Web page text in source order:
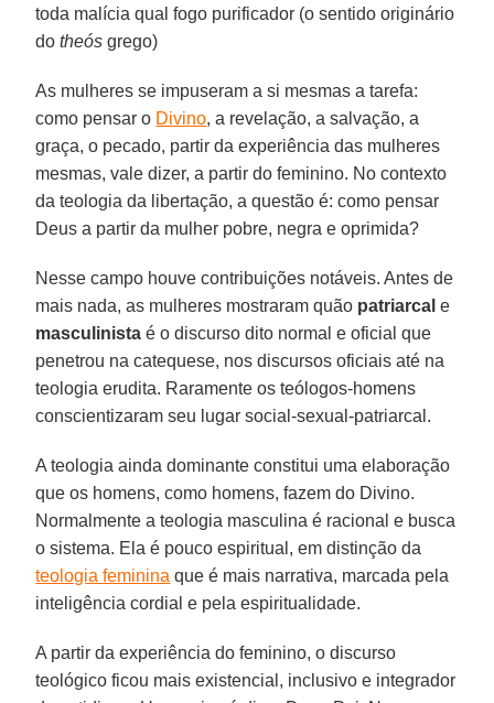
toda malícia qual fogo purificador (o sentido originário
dotheós grego)
As mulheres se impuseram a si mesmas a tarefa:
como pensar o Divino, a revelação, a salvação, a
graça, o pecado, partir da experiência das mulheres
mesmas, vale dizer, a partir do feminino. No contexto
da teologia da libertação, a questão é: como pensar
Deus a partir da mulher pobre, negra e oprimida?
Nesse campo houve contribuições notáveis. Antes de
mais nada, as mulheres mostraram quão patriarcal e
masculinista é o discurso dito normal e oficial que
penetrou na catequese, nos discursos oficiais até na
teologia erudita. Raramente os teólogos-homens
conscientizaram seu lugar social-sexual-patriarcal.
A teologia ainda dominante constitui uma elaboração
que os homens, como homens, fazem do Divino.
Normalmente a teologia masculina é racional e busca
o sistema. Ela é pouco espiritual, em distinção da
teologia feminina que é mais narrativa, marcada pela
inteligência cordial e pela espiritualidade.
A partir da experiência do feminino, o discurso
teológico ficou mais existencial, inclusivo e integrador